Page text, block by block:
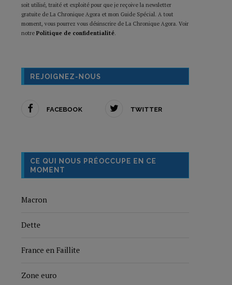
soit utilisé, traité et exploité pour que je reçoive la newsletter
gratuite de La Chronique Agora et mon Guide Spécial. A tout
moment, vous pourrez vous désinscrire de La Chronique Agora. Voir
notre Politique de confidentialité.
REJOIGNEZ-NOUS
FACEBOOK TWITTER
CE QUI NOUS PRÉOCCUPE EN CE
MOMENT
Macron
Dette
France en Faillite
Zone euro